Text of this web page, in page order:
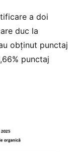
a doi
duc la
obținut punctaj
punctaj